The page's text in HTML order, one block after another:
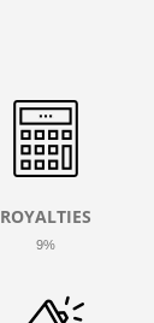
ROYALTIES
9%